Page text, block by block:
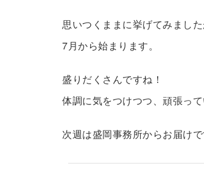
思いつくままに挙げてみまし
7月から始まります。
盛りだくさんですね！
体調に気をつけつつ、頑張って
次週は盛岡事務所からお届け